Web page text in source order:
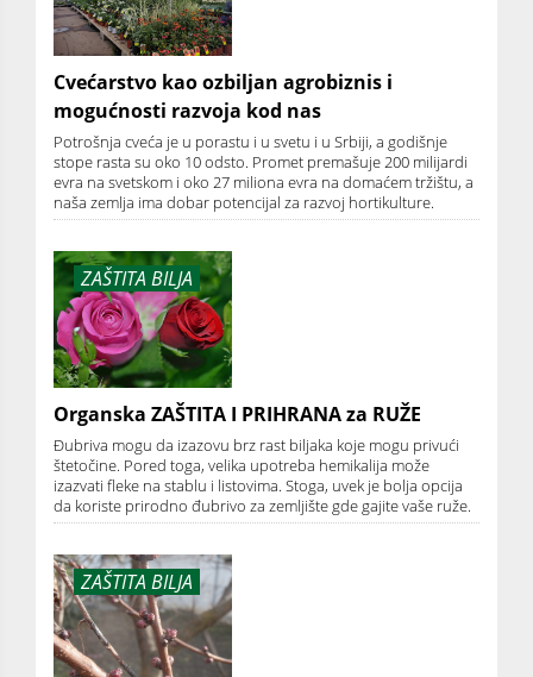
Cvećarstvo kao ozbiljan agrobiznis i
mogućnosti razvoja kod nas
Potrošnja cveća je u porastu i u svetu i u Srbiji, a godišnje
stope rasta su oko 10 odsto. Promet premašuje 200 milijardi
evra na svetskom i oko 27 miliona evra na domaćem tržištu, a
naša zemlja ima dobar potencijal za razvoj hortikulture.
ZAŠTITA BILJA
Organska ZAŠTITA I PRIHRANA za RUŽE
Đubriva mogu da izazovu brz rast biljaka koje mogu privući
štetočine. Pored toga, velika upotreba hemikalija može
izazvati fleke na stablu i listovima. Stoga, uvek je bolja opcija
da koriste prirodno đubrivo za zemljište gde gajite vaše ruže.
ZAŠTITA BILJA